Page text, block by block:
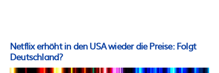
Netflix erhöht in den USA wieder die Preise: Folgt
Deutschland?